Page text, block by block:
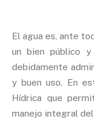
El agua es, ante
un bien público
debidamente
y buen uso. En
Hídrica que
manejo integral